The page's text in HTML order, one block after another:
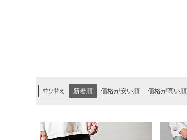
並び替え 新着順 価格が安い順 価格が高い順